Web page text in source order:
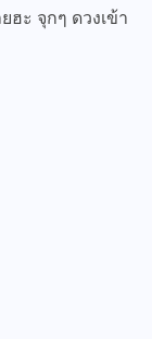
ฮะ จุกๆ ดวงเข้า